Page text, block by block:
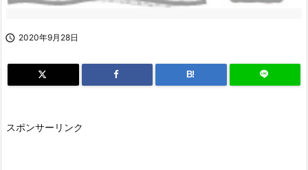
 2020年9月28日
B!
スポンサーリンク